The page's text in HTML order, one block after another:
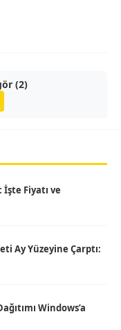
(2)
İşte Fiyatı ve
Ay Yüzeyine Çarptı:
Windows’a